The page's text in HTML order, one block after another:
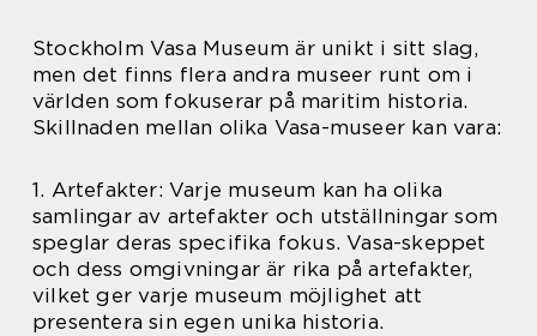
Stockholm Vasa Museum är unikt i sitt slag,
men det finns flera andra museer runt om i
världen som fokuserar på maritim historia.
Skillnaden mellan olika Vasa-museer kan vara:
1. Artefakter: Varje museum kan ha olika
samlingar av artefakter och utställningar som
speglar deras specifika fokus. Vasa-skeppet
och dess omgivningar är rika på artefakter,
vilket ger varje museum möjlighet att
presentera sin egen unika historia.